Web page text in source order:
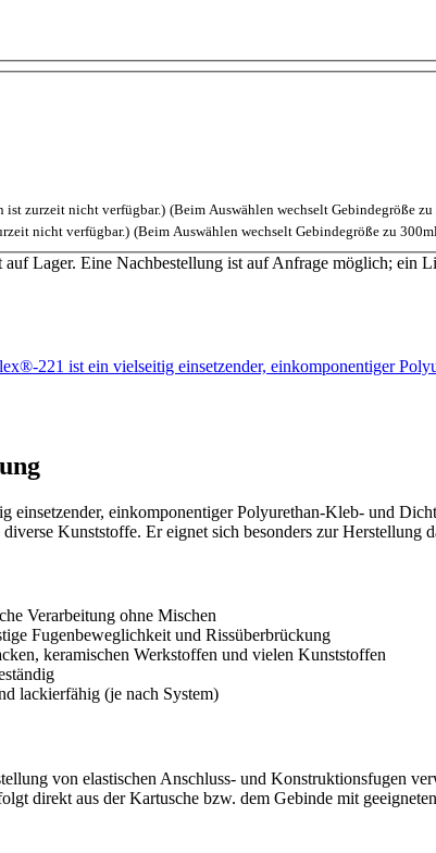
ist zurzeit nicht verfügbar.) (Beim Auswählen wechselt Gebindegröße
nicht verfügbar.) (Beim Auswählen wechselt Gebindegröße zu
Lager. Eine Nachbestellung ist auf Anfrage möglich; ein
221 ist ein vielseitig einsetzender, einkomponentiger
einsetzender, einkomponentiger Polyurethan-Kleb- und
Kunststoffe. Er eignet sich besonders zur Herstellung
Verarbeitung ohne Mischen
Fugenbeweglichkeit und Rissüberbrückung
keramischen Werkstoffen und vielen Kunststoffen
lackierfähig (je nach System)
von elastischen Anschluss- und Konstruktionsfugen
direkt aus der Kartusche bzw. dem Gebinde mit